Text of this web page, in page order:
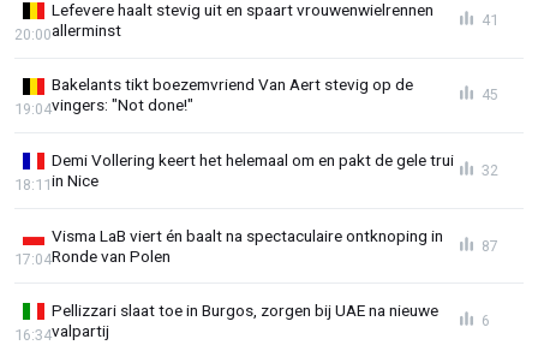
Lefevere haalt stevig uit en spaart vrouwenwielrennen
allerminst
20:00
41
Bakelants tikt boezemvriend Van Aert stevig op de
vingers: "Not done!"
19:04
45
Demi Vollering keert het helemaal om en pakt de gele trui
in Nice
18:11
32
Visma LaB viert én baalt na spectaculaire ontknoping in
Ronde van Polen
17:04
87
Pellizzari slaat toe in Burgos, zorgen bij UAE na nieuwe
valpartij
16:34
6